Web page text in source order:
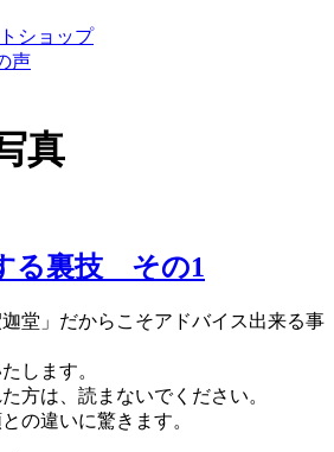
ショップ
声
真
る裏技 その1
堂」だからこそアドバイス出来る事
します。
方は、読まないでください。
の違いに驚きます。